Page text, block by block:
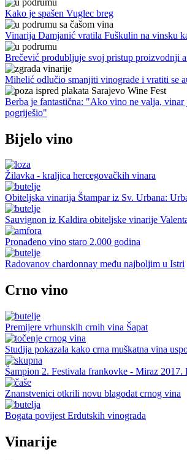
Kako je spašen Vuglec breg
Vinarija Damjanić vratila Fuškulin na vinsku
Brečević produbljuje svoj pristup proizvodnji
Mihelić odlučio smanjiti vinograde i vratiti se
Berba je fantastična: "Ako vino ne valja, vinar
pogriješio"
Bijelo vino
Žilavka - kraljica hercegovačkih vinara
Obiteljska vinarija Štampar iz Sv. Urbana:
Sauvignon iz Kaldira obiteljske vinarije
Pronađeno vino staro 2.000 godina
Radovanov chardonnay među najboljim u Istri
Crno vino
Premijere vrhunskih crnih vina Šapat
Studija pokazala kako crna muškatna vina
Šampion 2. Festivala frankovke - Miraz 2017.
Znanstvenici otkrili novu blagodat crnog vina
Bogata povijest Erdutskih vinograda
Vinarije